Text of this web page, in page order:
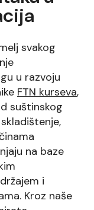
svakog
u razvoju
FTN kurseva,
suštinskog
na baze
i
Kroz naše